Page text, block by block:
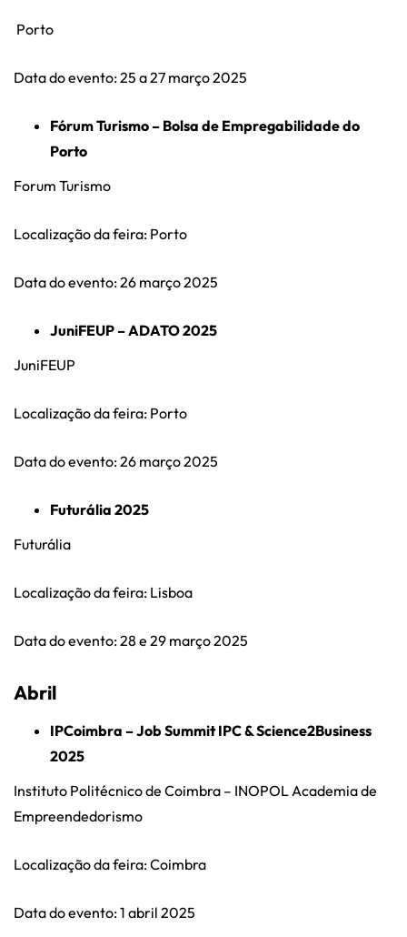
Porto
Data do evento: 25 a 27 março 2025
Fórum Turismo – Bolsa de Empregabilidade do
Porto
Forum Turismo
Localização da feira: Porto
Data do evento: 26 março 2025
JuniFEUP – ADATO 2025
JuniFEUP
Localização da feira: Porto
Data do evento: 26 março 2025
Futurália 2025
Futurália
Localização da feira: Lisboa
Data do evento: 28 e 29 março 2025
Abril
IPCoimbra – Job Summit IPC & Science2Business
2025
Instituto Politécnico de Coimbra – INOPOL Academia de
Empreendedorismo
Localização da feira: Coimbra
Data do evento: 1 abril 2025